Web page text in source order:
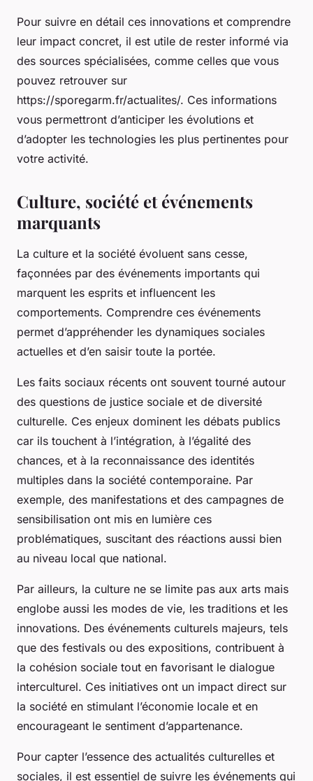
Pour suivre en détail ces innovations et comprendre
leur impact concret, il est utile de rester informé via
des sources spécialisées, comme celles que vous
pouvez retrouver sur
https://sporegarm.fr/actualites/. Ces informations
vous permettront d’anticiper les évolutions et
d’adopter les technologies les plus pertinentes pour
votre activité.
Culture, société et événements
marquants
La culture et la société évoluent sans cesse,
façonnées par des événements importants qui
marquent les esprits et influencent les
comportements. Comprendre ces événements
permet d’appréhender les dynamiques sociales
actuelles et d’en saisir toute la portée.
Les faits sociaux récents ont souvent tourné autour
des questions de justice sociale et de diversité
culturelle. Ces enjeux dominent les débats publics
car ils touchent à l’intégration, à l’égalité des
chances, et à la reconnaissance des identités
multiples dans la société contemporaine. Par
exemple, des manifestations et des campagnes de
sensibilisation ont mis en lumière ces
problématiques, suscitant des réactions aussi bien
au niveau local que national.
Par ailleurs, la culture ne se limite pas aux arts mais
englobe aussi les modes de vie, les traditions et les
innovations. Des événements culturels majeurs, tels
que des festivals ou des expositions, contribuent à
la cohésion sociale tout en favorisant le dialogue
interculturel. Ces initiatives ont un impact direct sur
la société en stimulant l’économie locale et en
encourageant le sentiment d’appartenance.
Pour capter l’essence des actualités culturelles et
sociales, il est essentiel de suivre les événements qui